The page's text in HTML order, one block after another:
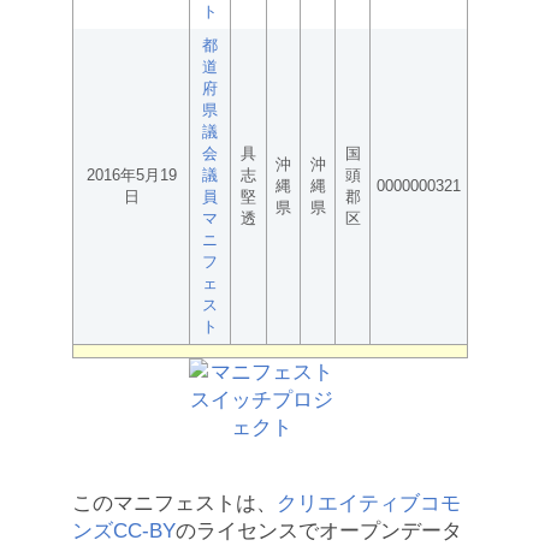
ト
2016年5月19
日
都
道
府
県
議
会
議
員
マ
ニ
フ
ェ
ス
ト
具
志
堅
透
沖
縄
県
沖
縄
県
国
頭
郡
区
0000000321
このマニフェストは、
クリエイティブコモ
ンズCC-BYのライセンスでオープンデータ